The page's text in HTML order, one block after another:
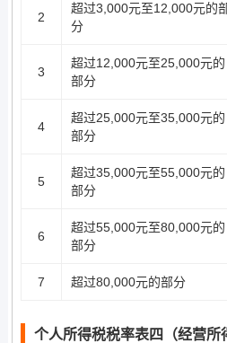
2
超过3,000元至12,000元的
分
3
超过12,000元至25,000元的
部分
4
超过25,000元至35,000元的
部分
5
超过35,000元至55,000元的
部分
6
超过55,000元至80,000元的
部分
7 超过80,000元的部分
个人所得税税率表四（经营所